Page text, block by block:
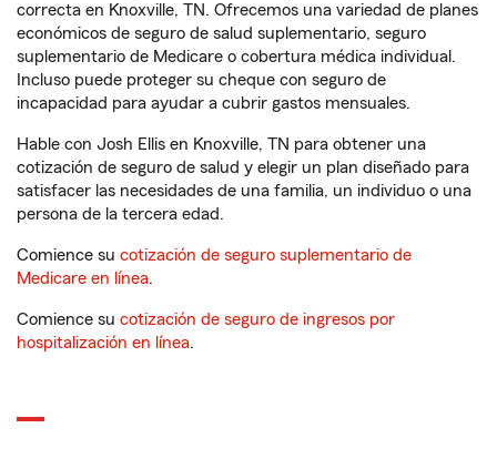
correcta en Knoxville, TN. Ofrecemos una variedad de planes
económicos de seguro de salud suplementario, seguro
suplementario de Medicare o cobertura médica individual.
Incluso puede proteger su cheque con seguro de
incapacidad para ayudar a cubrir gastos mensuales.
Hable con Josh Ellis en Knoxville, TN para obtener una
cotización de seguro de salud y elegir un plan diseñado para
satisfacer las necesidades de una familia, un individuo o una
persona de la tercera edad.
Comience su cotización de seguro suplementario de
Medicare en línea.
Comience su cotización de seguro de ingresos por
hospitalización en línea.